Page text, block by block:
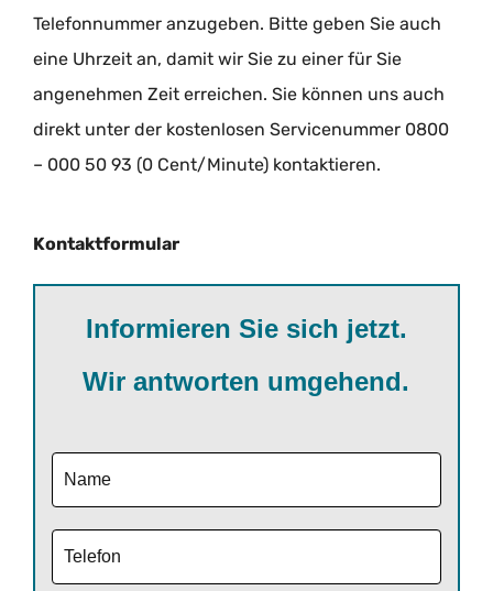
Telefonnummer anzugeben. Bitte geben Sie auch
eine Uhrzeit an, damit wir Sie zu einer für Sie
angenehmen Zeit erreichen. Sie können uns auch
direkt unter der kostenlosen Servicenummer 0800
– 000 50 93 (0 Cent/Minute) kontaktieren.
Kontaktformular
Informieren Sie sich jetzt.
Wir antworten umgehend.